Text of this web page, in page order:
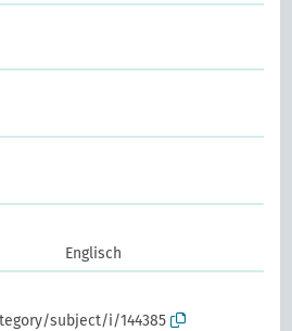
Englisch
subject/i/144385